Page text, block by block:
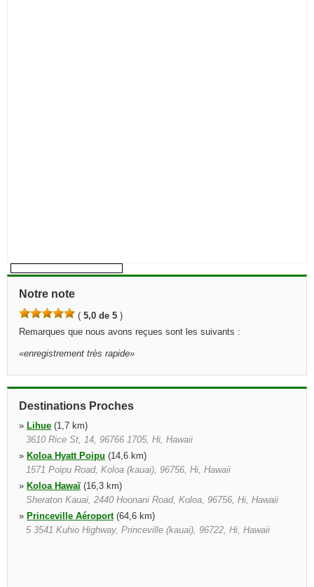
Notre note
( 5,0 de 5 )
Remarques que nous avons reçues sont les suivants :
«enregistrement très rapide»
Destinations Proches
» Lihue (1,7 km)
3610 Rice St, 14, 96766 1705, Hi, Hawaii
» Koloa Hyatt Poipu (14,6 km)
1571 Poipu Road, Koloa (kauai), 96756, Hi, Hawaii
» Koloa Hawaï (16,3 km)
Sheraton Kauai, 2440 Hoonani Road, Koloa, 96756, Hi, Hawaii
» Princeville Aéroport(64,6 km)
5 3541 Kuhio Highway, Princeville (kauai), 96722, Hi, Hawaii